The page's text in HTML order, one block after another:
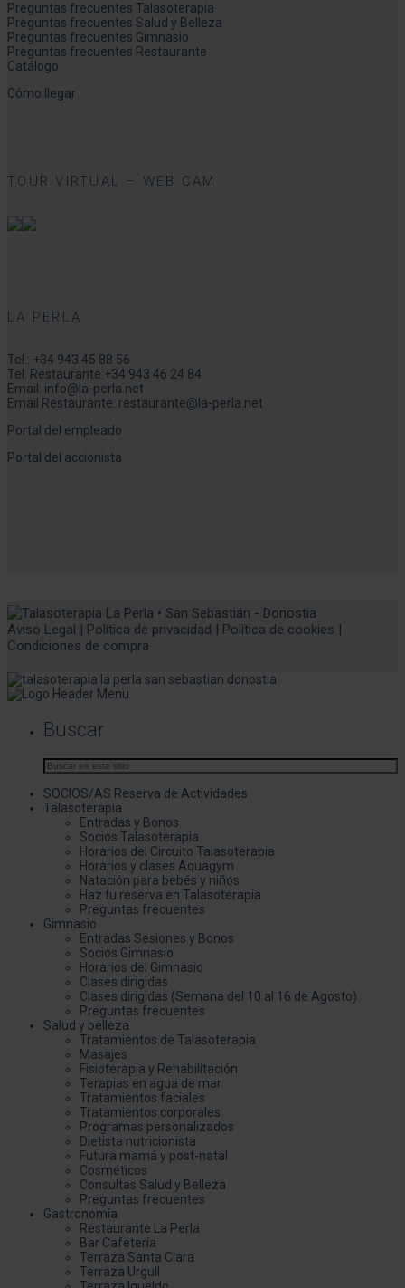
Preguntas frecuentes Talasoterapia
Preguntas frecuentes Salud y Belleza
Preguntas frecuentes Gimnasio
Preguntas frecuentes Restaurante
Catálogo
Cómo llegar
TOUR VIRTUAL – WEB CAM
LA PERLA
Tel.: +34 943 45 88 56
Tel. Restaurante:+34 943 46 24 84
Email: info@la-perla.net
Email Restaurante: restaurante@la-perla.net
Portal del empleado
Portal del accionista
Aviso Legal | Política de privacidad | Política de cookies |
Condiciones de compra
Buscar
SOCIOS/AS Reserva de Actividades
Talasoterapia
Entradas y Bonos
Socios Talasoterapia
Horarios del Circuito Talasoterapia
Horarios y clases Aquagym
Natación para bebés y niños
Haz tu reserva en Talasoterapia
Preguntas frecuentes
Gimnasio
Entradas Sesiones y Bonos
Socios Gimnasio
Horarios del Gimnasio
Clases dirigidas
Clases dirigidas (Semana del 10 al 16 de Agosto)
Preguntas frecuentes
Salud y belleza
Tratamientos de Talasoterapia
Masajes
Fisioterapia y Rehabilitación
Terapias en agua de mar
Tratamientos faciales
Tratamientos corporales
Programas personalizados
Dietista nutricionista
Futura mamá y post-natal
Cosméticos
Consultas Salud y Belleza
Preguntas frecuentes
Gastronomía
Restaurante La Perla
Bar Cafetería
Terraza Santa Clara
Terraza Urgull